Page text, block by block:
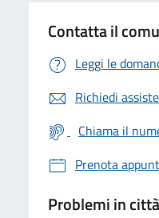
Contatta il
Leggi le
Richiedi
Chiama il
Prenota
Problemi in città